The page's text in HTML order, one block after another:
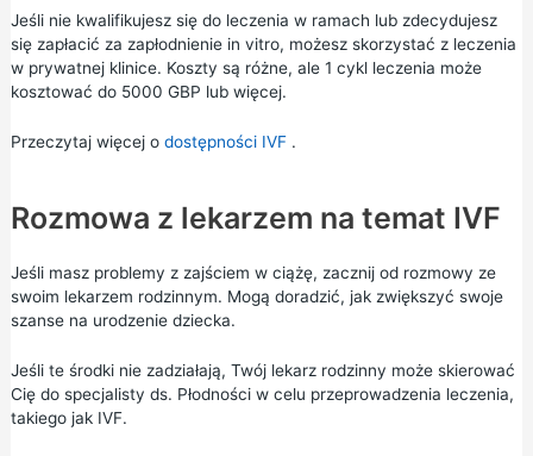
Jeśli nie kwalifikujesz się do leczenia w ramach lub zdecydujesz
się zapłacić za zapłodnienie in vitro, możesz skorzystać z leczenia
w prywatnej klinice. Koszty są różne, ale 1 cykl leczenia może
kosztować do 5000 GBP lub więcej.
Przeczytaj więcej o dostępności IVF.
Rozmowa z lekarzem na temat IVF
Jeśli masz problemy z zajściem w ciążę, zacznij od rozmowy ze
swoim lekarzem rodzinnym. Mogą doradzić, jak zwiększyć swoje
szanse na urodzenie dziecka.
Jeśli te środki nie zadziałają, Twój lekarz rodzinny może skierować
Cię do specjalisty ds. Płodności w celu przeprowadzenia leczenia,
takiego jak IVF.